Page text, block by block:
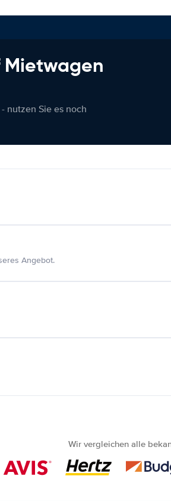
Mietwagen
nutzen Sie es noch
Angebot.
Wir vergleichen alle